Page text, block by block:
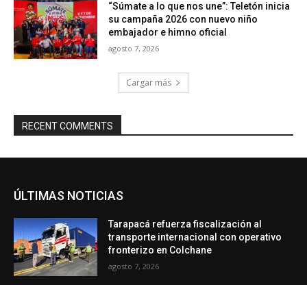
“Súmate a lo que nos une”: Teletón inicia
su campaña 2026 con nuevo niño
embajador e himno oficial
agosto 7, 2026
Cargar más
RECENT COMMENTS
ÚLTIMAS NOTICIAS
Tarapacá refuerza fiscalización al
transporte internacional con operativo
fronterizo en Colchane
agosto 7, 2026